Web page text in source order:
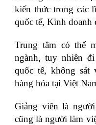
kiến thức trong các
quốc tế, Kinh
Trung tâm có thế
ngành, tuy nhiên
quốc tế, không sát
hàng hóa tại Việt
Giảng viên là
cũng là người làm